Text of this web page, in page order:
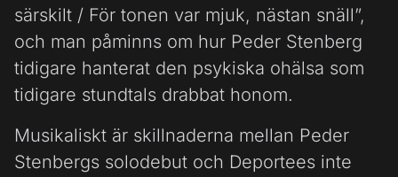
särskilt / För tonen var mjuk, nästan snäll”,
och man påminns om hur Peder Stenberg
tidigare hanterat den psykiska ohälsa som
tidigare stundtals drabbat honom.
Musikaliskt är skillnaderna mellan Peder
Stenbergs solodebut och Deportees inte